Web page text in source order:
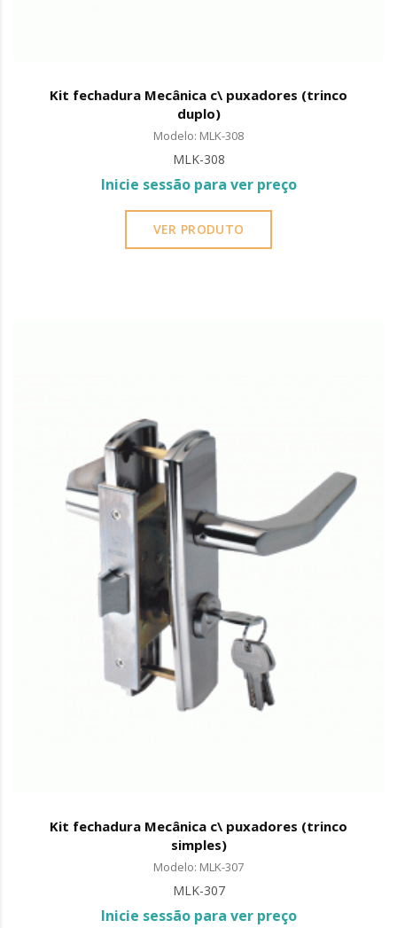
Kit fechadura Mecânica c\ puxadores (trinco
duplo)
Modelo: MLK-308
MLK-308
Inicie sessão para ver preço
VER PRODUTO
Kit fechadura Mecânica c\ puxadores (trinco
simples)
Modelo: MLK-307
MLK-307
Inicie sessão para ver preço